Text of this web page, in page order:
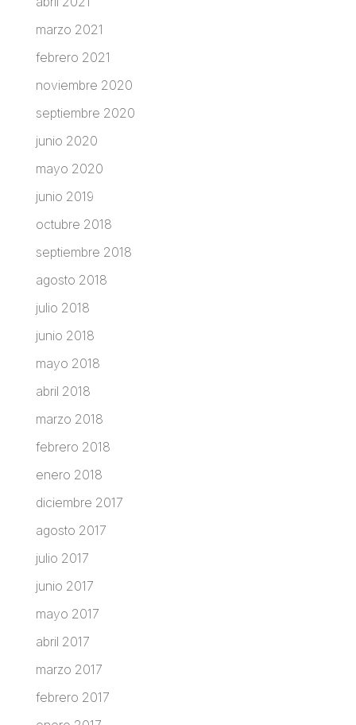
marzo 2021
febrero 2021
noviembre 2020
septiembre 2020
junio 2020
mayo 2020
junio 2019
octubre 2018
septiembre 2018
agosto 2018
julio 2018
junio 2018
mayo 2018
abril 2018
marzo 2018
febrero 2018
enero 2018
diciembre 2017
agosto 2017
julio 2017
junio 2017
mayo 2017
abril 2017
marzo 2017
febrero 2017